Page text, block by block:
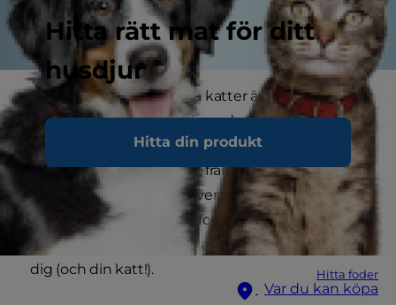
Hitta rätt mat för ditt
husdjur
Hitta din produkt
Hitta foder
Var du kan köpa
Utbudet av foder för våra katter är enormt och
kan vara något överväldigande. Det finns inte
bara våt- och torrfoder, utan även olika
konsistenser av våtfoder, från grytor (stew), till
bitar i sås eller till konserverad, patéliknande
foder. Så hur mycket våtfoder ska du ge din
katt? Det korta svaret är att det är helt upp till
dig (och din katt!).